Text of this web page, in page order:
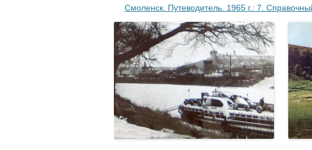
Смоленск. Путеводитель. 1965 г.: 7.